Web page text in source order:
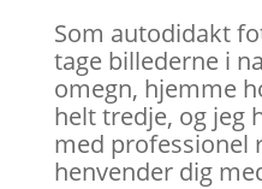
Som autodidakt
tage billederne i
omegn, hjemme
helt tredje, og jeg
med professionel
henvender dig